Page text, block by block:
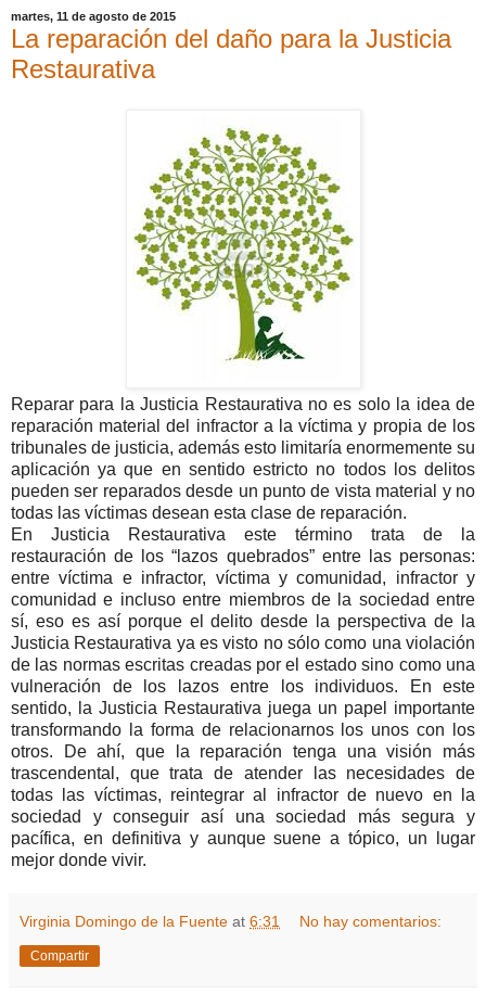
martes, 11 de agosto de 2015
La reparación del daño para la Justicia
Restaurativa
Reparar para la Justicia Restaurativa no es solo la idea de
reparación material del infractor a la víctima y propia de los
tribunales de justicia, además esto limitaría enormemente su
aplicación ya que en sentido estricto no todos los delitos
pueden ser reparados desde un punto de vista material y no
todas las víctimas desean esta clase de reparación.
En Justicia Restaurativa este término trata de la
restauración de los “lazos quebrados” entre las personas:
entre víctima e infractor, víctima y comunidad, infractor y
comunidad e incluso entre miembros de la sociedad entre
sí, eso es así porque el delito desde la perspectiva de la
Justicia Restaurativa ya es visto no sólo como una violación
de las normas escritas creadas por el estado sino como una
vulneración de los lazos entre los individuos. En este
sentido, la Justicia Restaurativa juega un papel importante
transformando la forma de relacionarnos los unos con los
otros. De ahí, que la reparación tenga una visión más
trascendental, que trata de atender las necesidades de
todas las víctimas, reintegrar al infractor de nuevo en la
sociedad y conseguir así una sociedad más segura y
pacífica, en definitiva y aunque suene a tópico, un lugar
mejor donde vivir.
Virginia Domingo de la Fuente at 6:31 No hay comentarios:
Compartir